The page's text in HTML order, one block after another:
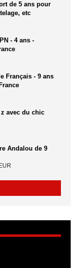
de 5 ans pour
etc
- 4 ans -
Français - 9 ans
avec du chic
Andalou de 9